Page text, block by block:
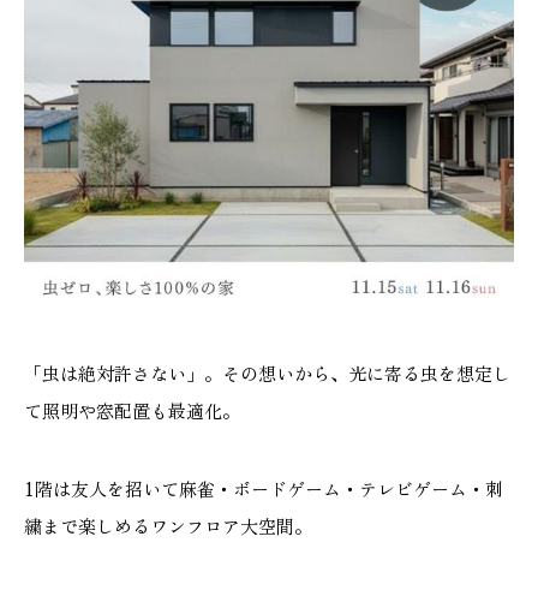
GALLERY
施工ギャラリー
STAFF BLOG
スタッフブログ
COMPANY
会社情報
ACCESS MAP
アクセスマップ
プライバシーポリシー
「虫は絶対許さない」。その想いから、光に寄る虫を想定し
て照明や窓配置も最適化。
1階は友人を招いて麻雀・ボードゲーム・テレビゲーム・刺
繍まで楽しめるワンフロア大空間。